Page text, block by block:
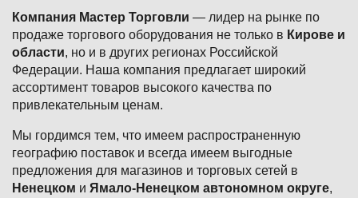
Компания Мастер Торговли — лидер на рынке по
продаже торгового оборудования не только в Кирове и
области, но и в других регионах Российской
Федерации. Наша компания предлагает широкий
ассортимент товаров высокого качества по
привлекательным ценам.
Мы гордимся тем, что имеем распространенную
географию поставок и всегда имеем выгодные
предложения для магазинов и торговых сетей в
Ненецком и Ямало-Ненецком автономном округе,